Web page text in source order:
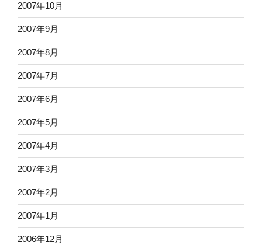
2007年10月
2007年9月
2007年8月
2007年7月
2007年6月
2007年5月
2007年4月
2007年3月
2007年2月
2007年1月
2006年12月